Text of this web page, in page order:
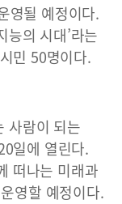
영될 예정이다.
능의 시대’라는
민 50명이다.
사람이 되는
일에 열린다.
떠나는 미래과
영할 예정이다.